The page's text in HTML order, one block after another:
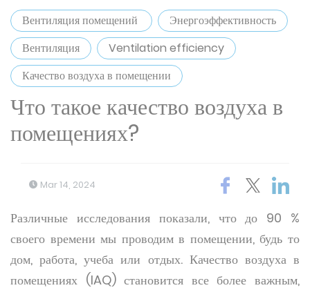
Вентиляция помещений
Энергоэффективность
Вентиляция
Ventilation efficiency
Качество воздуха в помещении
Что такое качество воздуха в
помещениях?
Mar 14, 2024
Различные исследования показали, что до 90 %
своего времени мы проводим в помещении, будь то
дом, работа, учеба или отдых. Качество воздуха в
помещениях (IAQ) становится все более важным,